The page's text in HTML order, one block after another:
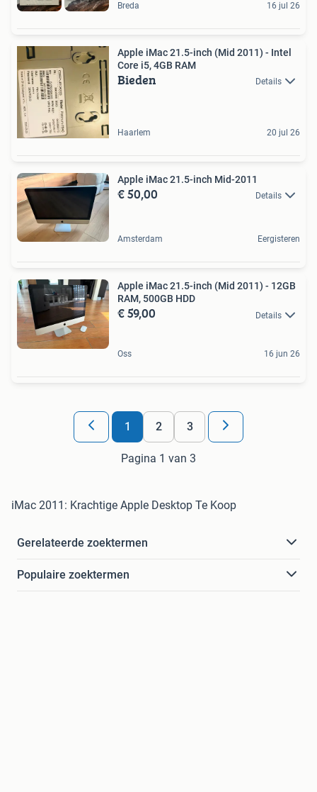
Breda 16 jul 26
Apple iMac 21.5-inch (Mid 2011) - Intel
Core i5, 4GB RAM
Bieden Details
Haarlem 20 jul 26
Apple iMac 21.5-inch Mid-2011
€ 50,00 Details
Amsterdam Eergisteren
Apple iMac 21.5-inch (Mid 2011) - 12GB
RAM, 500GB HDD
€ 59,00 Details
Oss 16 jun 26
1 2 3
Pagina 1 van 3
iMac 2011: Krachtige Apple Desktop Te Koop
Gerelateerde zoektermen
Populaire zoektermen